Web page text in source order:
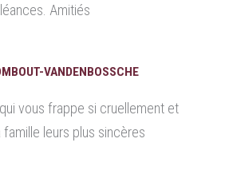
Amitiés
VANDENBOSSCHE
vous frappe si cruellement et
leurs plus sincères